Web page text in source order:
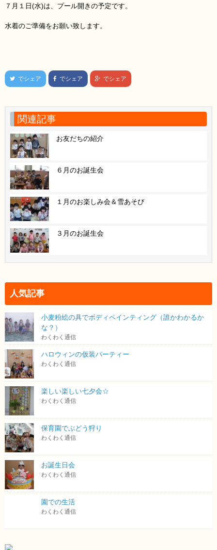
７月１日(水)は、プール開きの予定です。
水着のご準備をお願い致します。
でシェア でシェア でシェア
関連記事
お友だちの紹介
６月のお誕生会
１月のお楽しみ会＆雪あそび
３月のお誕生会
人気記事
小麦粉絵の具でボディペインティング（誰かわかるか
な？）
わくわく通信
ハロウィンの仮装パーティー
わくわく通信
楽しい楽しい七夕会☆
わくわく通信
保育園でぶどう狩り
わくわく通信
お誕生日会
わくわく通信
園での生活
わくわく通信